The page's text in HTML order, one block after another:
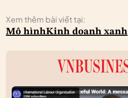
Xem thêm bài viết tại:
Mô hìnhKinh doanh xanh